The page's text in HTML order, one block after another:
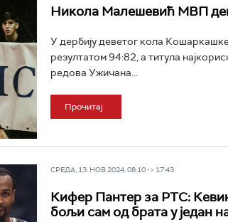
Никола Малешевић МВП
У дербију деветог кола
резултатом 94:82, а титула
редова Ужичана...
Прочитај
СРЕДА, 13. НОВ 2024, 08:10 -> 17:43
Кифер Пантер за РТС:
бољи сам од брата у један